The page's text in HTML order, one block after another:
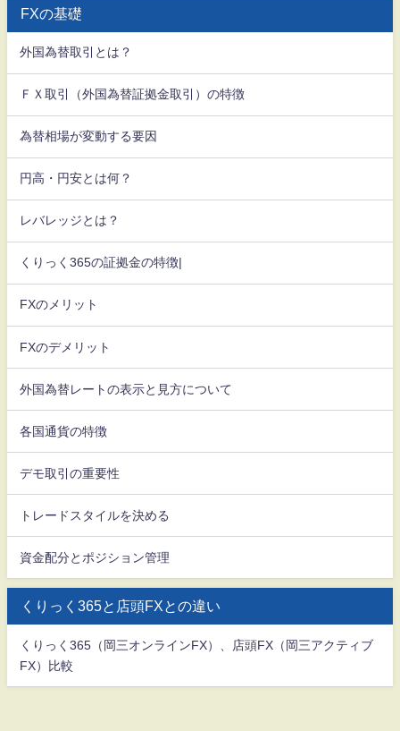
FXの基礎
外国為替取引とは？
ＦＸ取引（外国為替証拠金取引）の特徴
為替相場が変動する要因
円高・円安とは何？
レバレッジとは？
くりっく365の証拠金の特徴|
FXのメリット
FXのデメリット
外国為替レートの表示と見方について
各国通貨の特徴
デモ取引の重要性
トレードスタイルを決める
資金配分とポジション管理
くりっく365と店頭FXとの違い
くりっく365（岡三オンラインFX）、店頭FX（岡三アクティブ
FX）比較